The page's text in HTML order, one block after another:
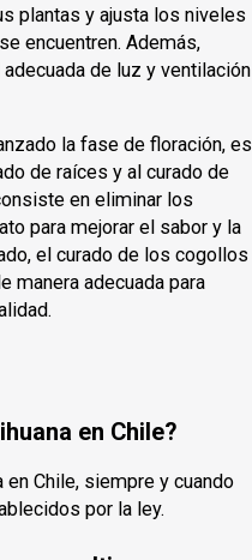
plantas y ajusta los niveles
encuentren. Además,
de luz y ventilación
la fase de floración, es
de raíces y al curado de
en eliminar los
para mejorar el sabor y la
el curado de los cogollos
manera adecuada para
en Chile?
Chile, siempre y cuando
por la ley.